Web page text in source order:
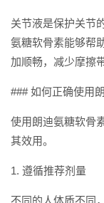
关节液是保护关节
氨糖软骨素能够帮
加顺畅，减少摩擦
### 如何正确使用
使用朗迪氨糖软骨
其效用。
1. 遵循推荐剂量
不同的人体质不同